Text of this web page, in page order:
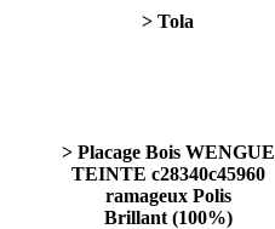
> Tola
> Placage Bois WENGUE
TEINTE c28340c45960
ramageux Polis
Brillant (100%)